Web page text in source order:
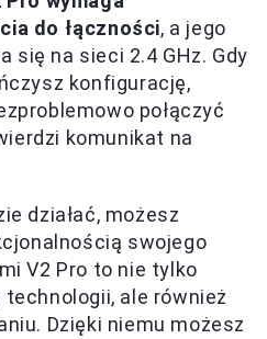
do łączności, a jego
się na sieci 2.4 GHz. Gdy
konfigurację,
połączyć
komunikat na
działać, możesz
swojego
V2 Pro to nie tylko
ale również
Dzięki niemu możesz